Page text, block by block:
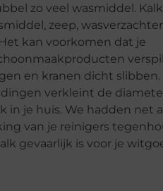
zo veel wasmiddel. Kalk
zeep,
kan voorkomen dat je
en kranen dicht
verkleint de
in je huis. We hadden net
van je reinigers
gevaarlijk is voor je